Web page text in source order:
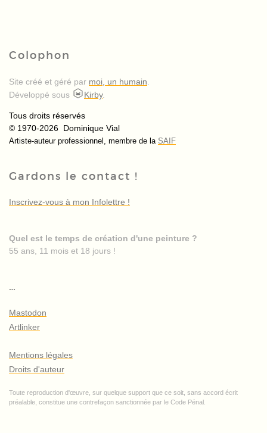
Colophon
Site créé et géré par moi, un humain
Développé sous
Kirby.
Tous droits réservés
© 1970-2026 Dominique Vial
Artiste-auteur professionnel, membre de la SAIF
Gardons le contact !
Inscrivez-vous à mon Infolettre !
Quel est le temps de création d'une peinture ?
55 ans, 11 mois et 18 jours !
…
Mastodon
Artlinker
Mentions légales
Droits d'auteur
Toute reproduction d'œuvre, sur quelque support que ce soit, sans accord écrit
préalable, constitue une contrefaçon sanctionnée par le Code Pénal.